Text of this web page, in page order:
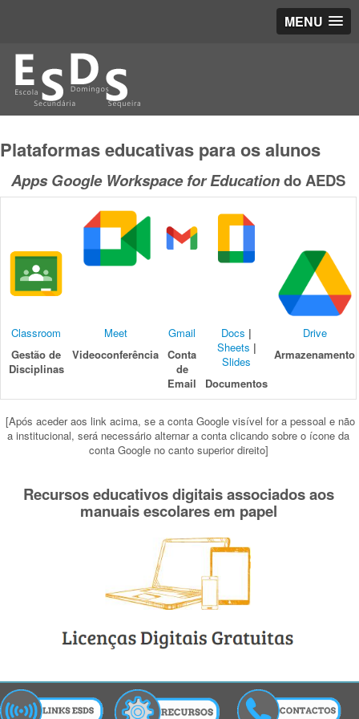
MENU
Plataformas educativas para os alunos
Apps Google Workspace for Educationdo AEDS
Classroom
Gestão de
Disciplinas
Meet
Videoconferência
Gmail
Conta
de
Email
Docs |
Sheets |
Slides
Documentos
Drive
Armazenamento
[Após aceder aos link acima, se a conta Google visível for a pessoal e não
a institucional, será necessário alternar a conta clicando sobre o ícone da
conta Google no canto superior direito]
Recursos educativos digitais associados aos
manuais escolares em papel